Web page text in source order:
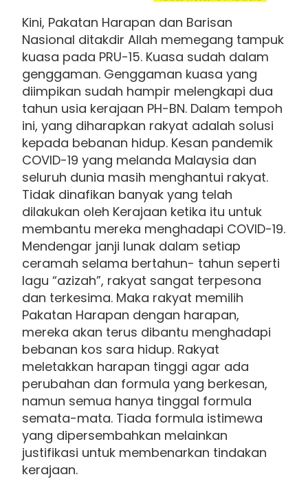
Kini, Pakatan Harapan dan Barisan
Nasional ditakdir Allah memegang tampuk
kuasa pada PRU-15. Kuasa sudah dalam
genggaman. Genggaman kuasa yang
diimpikan sudah hampir melengkapi dua
tahun usia kerajaan PH-BN. Dalam tempoh
ini, yang diharapkan rakyat adalah solusi
kepada bebanan hidup. Kesan pandemik
COVID-19 yang melanda Malaysia dan
seluruh dunia masih menghantui rakyat.
Tidak dinafikan banyak yang telah
dilakukan oleh Kerajaan ketika itu untuk
membantu mereka menghadapi COVID-19.
Mendengar janji lunak dalam setiap
ceramah selama bertahun- tahun seperti
lagu “azizah”, rakyat sangat terpesona
dan terkesima. Maka rakyat memilih
Pakatan Harapan dengan harapan,
mereka akan terus dibantu menghadapi
bebanan kos sara hidup. Rakyat
meletakkan harapan tinggi agar ada
perubahan dan formula yang berkesan,
namun semua hanya tinggal formula
semata-mata. Tiada formula istimewa
yang dipersembahkan melainkan
justifikasi untuk membenarkan tindakan
kerajaan.